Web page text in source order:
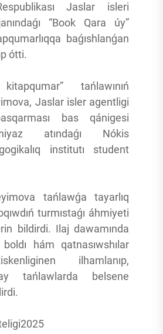
Jaslar isleri
“Book Qara úy”
baǵıshlanǵan
ótti.
tańlawınıń
Jaslar isler agentligi
bas qánigesi
atındaǵı Nókis
institutı student
tańlawǵa tayarlıq
turmıstaǵı áhmiyeti
bildirdi. Ilaj dawamında
hám qatnasıwshılar
ilhamlanıp,
tańlawlarda belsene